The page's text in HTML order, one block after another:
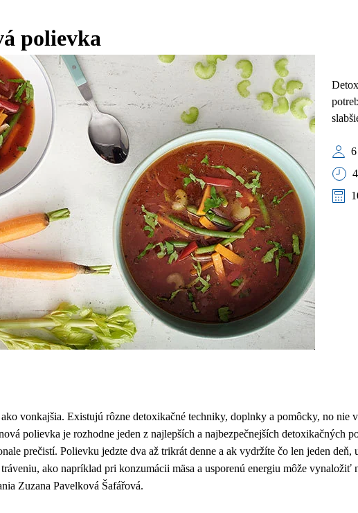
polievka
vonkajšia. Existujú rôzne detoxikačné techniky, doplnky a pomôcky, no nie
polievka je rozhodne jeden z najlepších a najbezpečnejších detoxikačných
prečistí. Polievku jedzte dva až trikrát denne a ak vydržíte čo len jeden deň,
ako napríklad pri konzumácii mäsa a usporenú energiu môže vynaložiť
Zuzana Pavelková Šafářová.